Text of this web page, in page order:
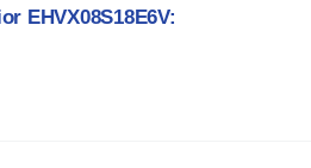
EHVX08S18E6V: